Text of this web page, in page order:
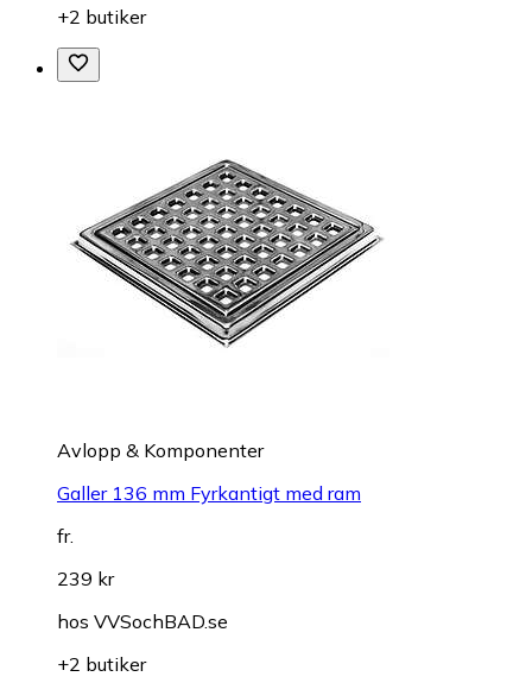
+2 butiker
Avlopp & Komponenter
Galler 136 mm Fyrkantigt med ram
fr.
239 kr
hos VVSochBAD.se
+2 butiker